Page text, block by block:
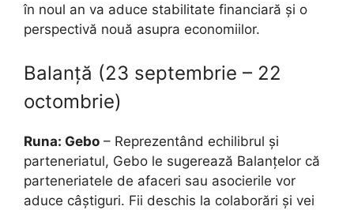
în noul an va aduce stabilitate financiară și o
perspectivă nouă asupra economiilor.
Balanță (23 septembrie – 22
octombrie)
Runa: Gebo – Reprezentând echilibrul și
parteneriatul, Gebo le sugerează Balanțelor că
parteneriatele de afaceri sau asocierile vor
aduce câștiguri. Fii deschis la colaborări și vei